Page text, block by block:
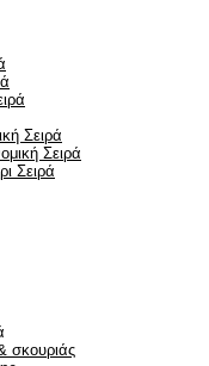
Σειρά
Σειρά
Σειρά
σκουριάς